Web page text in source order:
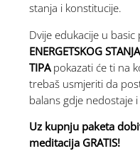
stanja i konstitucije.
Dvije edukacije u basic
ENERGETSKOG STANJA
TIPApokazati će ti na
trebaš usmjeriti da
balans gdje nedostaje
Uz kupnju paketa
meditacija GRATIS!